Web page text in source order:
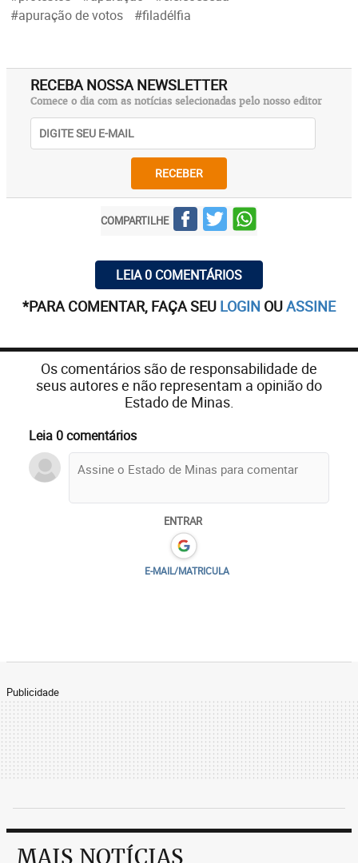
#apuração de votos
#filadélfia
RECEBA NOSSA NEWSLETTER
Comece o dia com as notícias selecionadas pelo nosso editor
RECEBER
COMPARTILHE
LEIA 0 COMENTÁRIOS
*PARA COMENTAR, FAÇA SEU LOGIN OUASSINE
Os comentários são de responsabilidade de
seus autores e não representam a opinião do
Estado de Minas.
Leia 0 comentários
ENTRAR
E-MAIL/MATRICULA
Publicidade
MAIS NOTÍCIAS